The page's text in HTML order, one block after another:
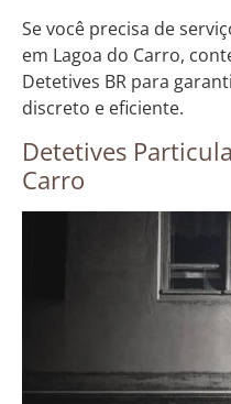
Se você precisa de
em Lagoa do Carro,
Detetives BR para
discreto e eficiente.
Detetives
Carro